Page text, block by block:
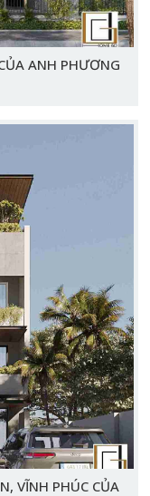
ANH PHƯƠNG
VĨNH PHÚC CỦA